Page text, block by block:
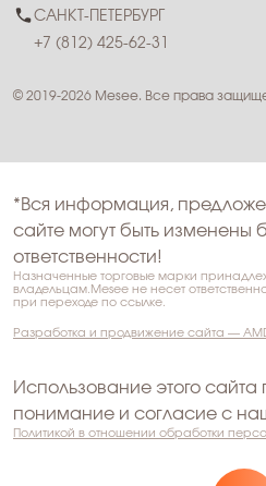
САНКТ-ПЕТЕРБУРГ
+7 (812) 425-62-31
© 2019-2026 Mesee. Все права
*Вся информация,
сайте могут быть изменены
ответственности!
Назначенные торговые марки
владельцам.Mesee не несет
при переходе по ссылке.
Разработка и продвижение сайта —
Использование этого
понимание и согласие с
Политикой в отношении обработки